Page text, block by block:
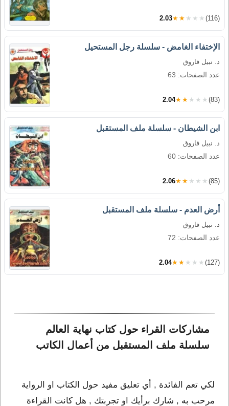
2.03★★★★★ (116)
الإختفاء الغامض - سلسلة رجل المستحيل
د. نبيل فاروق
عدد الصفحات: 63
2.04★★★★★ (83)
ابن الشيطان - سلسلة ملف المستقبل
د. نبيل فاروق
عدد الصفحات: 60
2.06★★★★★ (85)
أرض العدم - سلسلة ملف المستقبل
د. نبيل فاروق
عدد الصفحات: 72
2.04★★★★★ (127)
مشاركات القراء حول كتاب نهاية العالم
سلسلة ملف المستقبل من أعمال الكاتب
لكي تعم الفائدة , أي تعليق مفيد حول الكتاب او الرواية
مرحب به , شارك برأيك او تجربتك , هل كانت القراءة